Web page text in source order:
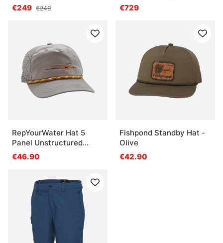
€249 €249
€729
RepYourWater Hat 5
Panel Unstructured
Performance - Flats
Scampi
€46.90
Fishpond Standby Hat -
Olive
€42.90